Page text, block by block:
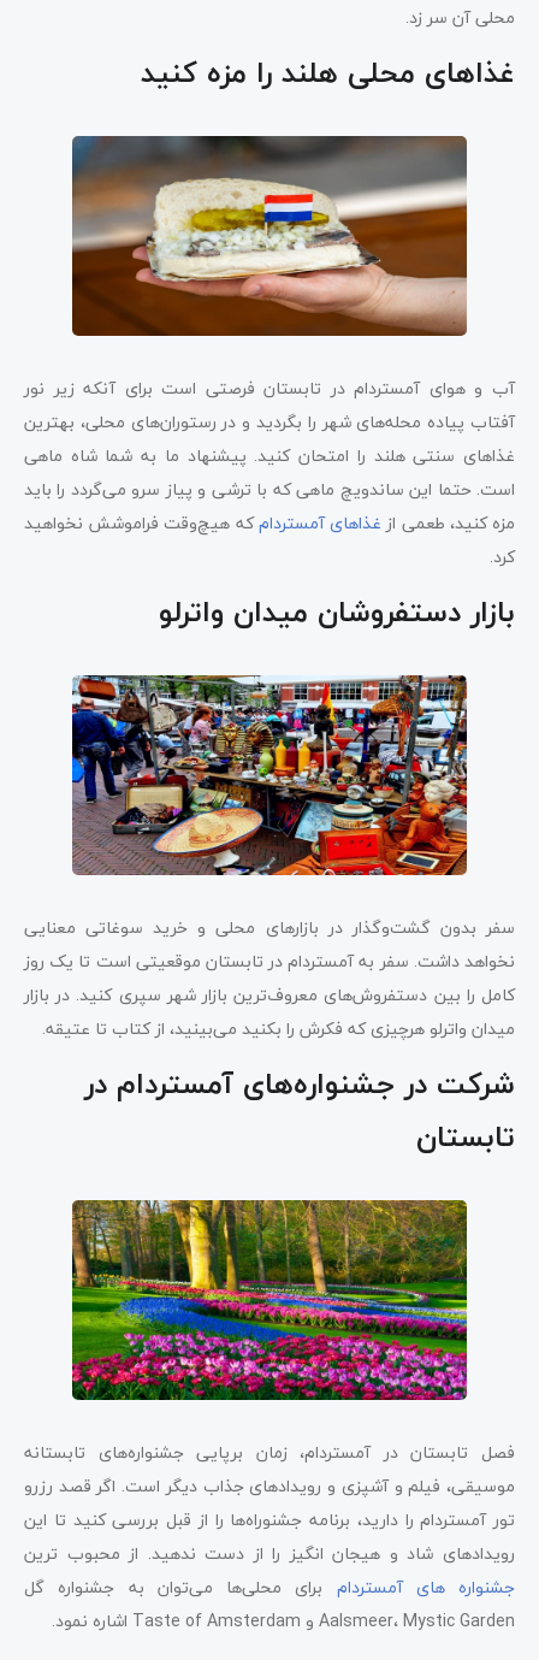
محلی آن سر زد.
غذاهای محلی هلند را مزه کنید
آب و هوای آمستردام در تابستان فرصتی است برای آنکه زیر نور
آفتاب پیاده محله‌های شهر را بگردید و در رستوران‌های محلی، بهترین
غذاهای سنتی هلند را امتحان کنید. پیشنهاد ما به شما شاه ماهی
است. حتما این ساندویچ ماهی که با ترشی و پیاز سرو می‌گردد را باید
مزه کنید، طعمی از غذاهای آمستردامکه هیچ‌وقت فراموشش نخواهید
کرد.
بازار دستفروشان میدان واترلو
سفر بدون گشت‌و‌گذار در بازارهای محلی و خرید سوغاتی معنایی
نخواهد داشت. سفر به آمستردام در تابستان موقعیتی است تا یک روز
کامل را بین دستفروش‌های معروف‌ترین بازار شهر سپری کنید. در بازار
میدان واترلو هرچیزی که فکرش را بکنید می‌بینید، از کتاب تا عتیقه.
شرکت در جشنواره‌های آمستردام در
تابستان
فصل تابستان در آمستردام، زمان برپایی جشنواره‌های تابستانه
موسیقی، فیلم و آشپزی و رویدادهای جذاب دیگر است. اگر قصد رزرو
تور آمستردام را دارید، برنامه جشنوراه‌ها را از قبل بررسی کنید تا این
رویدادهای شاد و هیجان انگیز را از دست ندهید. از محبوب ترین
جشنواره های آمستردام برای محلی‌ها می‌توان به جشنواره گل
Aalsmeer، Mystic Garden و Taste of Amsterdam اشاره نمود.